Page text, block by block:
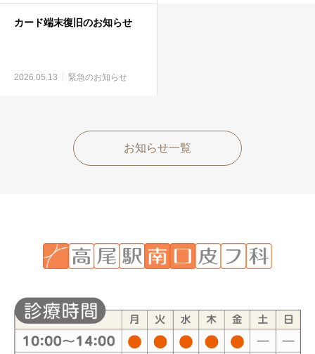
カード端末復旧のお知らせ
2026.05.13 緊急のお知らせ
お知らせ一覧